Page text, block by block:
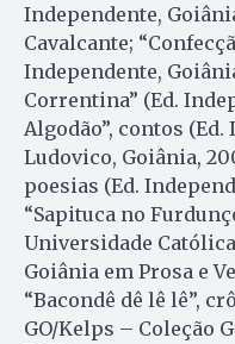
Independente,
Cavalcante;
Independente,
Correntina” (Ed.
Algodão”, contos (Ed.
Ludovico, Goiânia,
poesias (Ed.
“Sapituca no
Universidade
Goiânia em Prosa e
“Bacondê dê lê lê”,
GO/Kelps – Coleção